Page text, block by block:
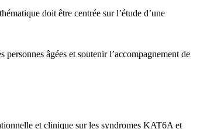
doit être centrée sur l’étude d’une
âgées et soutenir l’accompagnement de
et clinique sur les syndromes KAT6A et